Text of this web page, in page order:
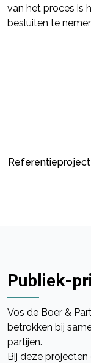
van het proces is
besluiten te
Publiek-
Vos de Boer &
betrokken bij
partijen.
Bij deze projecten